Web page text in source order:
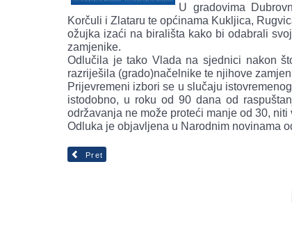
U gradovima
Korčuli i Zlataru te općinama Kukljica,
ožujka izaći na birališta kako bi odabrali
zamjenike.
Odlučila je tako Vlada na sjednici nakon
razriješila (grado)načelnike te njihove
Prijevremeni izbori se u slučaju
istodobno, u roku od 90 dana od
održavanja ne može proteći manje od 30, niti
Odluka je objavljena u Narodnim novinama
Pret